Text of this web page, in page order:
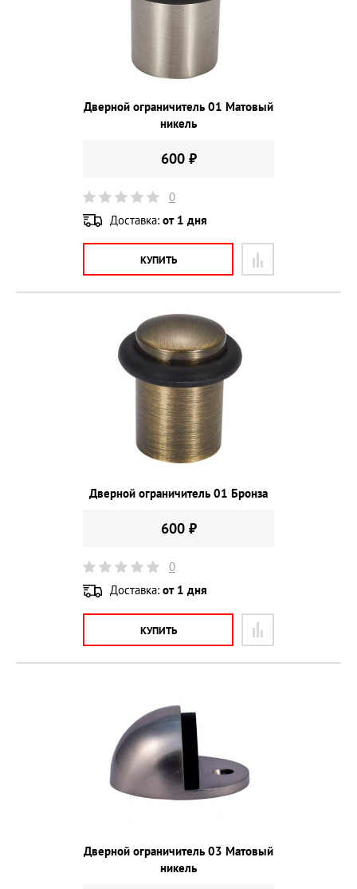
Дверной ограничитель 01 Матовый
никель
600 ₽
0
Доставка: от 1 дня
КУПИТЬ
Дверной ограничитель 01 Бронза
600 ₽
0
Доставка: от 1 дня
КУПИТЬ
Дверной ограничитель 03 Матовый
никель